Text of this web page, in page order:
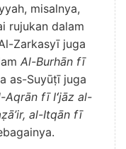
misalnya,
rujukan dalam
Zarkasyī juga
Al-Burhān fī
as-Suyūṭī juga
Aqrān fī Iʻjāz al-
al-Itqān fī